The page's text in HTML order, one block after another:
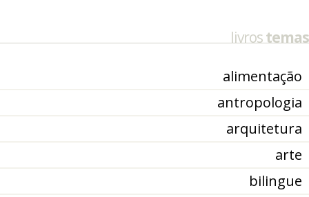
livrostemas
alimentação
antropologia
arquitetura
arte
bilingue